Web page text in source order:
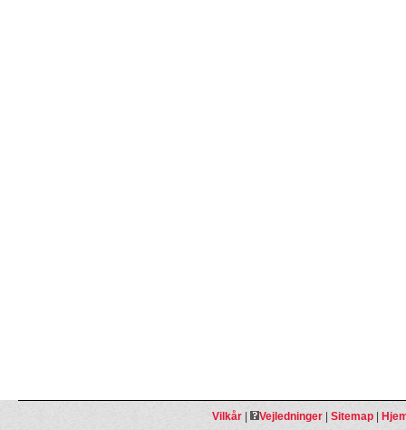
Vilkår| Vejledninger| Sitemap|